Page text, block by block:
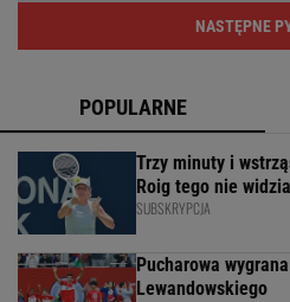
NASTĘPNE
POPULARNE
Trzy minuty i
Roig tego nie
SUBSKRYPCJA
Pucharowa
Lewandowskiego